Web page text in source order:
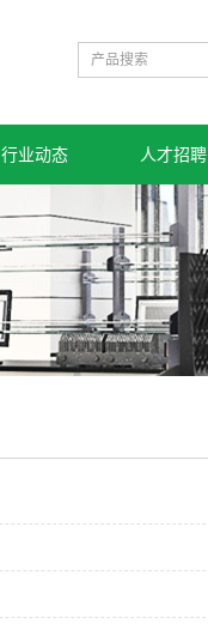
行业动态 人才招聘